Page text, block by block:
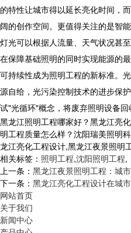
的特性让城市得以延长亮化时间，
阔的创作空间。更值得关注的是智
灯光可以根据人流量、天气状况甚
在保障基础照明的同时实现能源的最
可持续性成为照明工程的新标准。
源自给，光污染控制技术的进步保
试"光循环"概念，将废弃照明设备回
黑龙江照明工程哪家好？黑龙江亮
明工程质量怎么样？沈阳瑞美照明
龙江亮化工程设计,黑龙江夜景照明
相关标签： 照明工程,沈阳照明工程,
上一条： 黑龙江夜景照明工程：城
下一条： 黑龙江亮化工程设计在城
网站首页
关于我们
新闻中心